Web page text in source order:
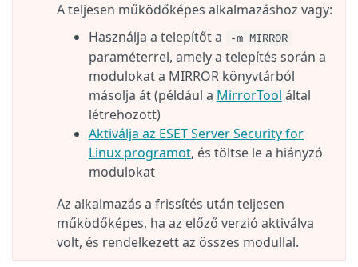
A teljesen működőképes alkalmazáshoz vagy:
Használja a telepítőt a
-m MIRROR
paraméterrel, amely a telepítés során a
modulokat a MIRROR könyvtárból
másolja át (például a MirrorTool által
létrehozott)
Aktiválja az ESET Server Security for
Linux programot, és töltse le a hiányzó
modulokat
Az alkalmazás a frissítés után teljesen
működőképes, ha az előző verzió aktiválva
volt, és rendelkezett az összes modullal.